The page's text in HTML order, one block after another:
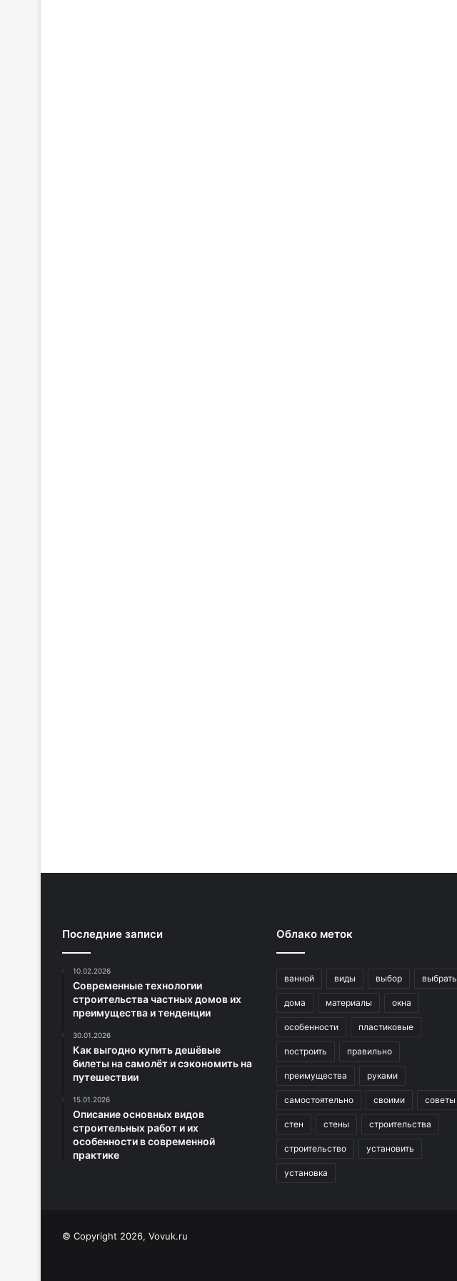
Последние записи
10.02.2026
Современные технологии
строительства частных домов их
преимущества и тенденции
30.01.2026
Как выгодно купить дешёвые
билеты на самолёт и сэкономить на
путешествии
15.01.2026
Описание основных видов
строительных работ и их
особенности в современной
практике
Облако меток
ванной виды выбор выбрать
дома материалы окна
особенности пластиковые
построить правильно
преимущества руками
самостоятельно своими советы
стен стены строительства
строительство установить
установка
© Copyright 2026, Vovuk.ru